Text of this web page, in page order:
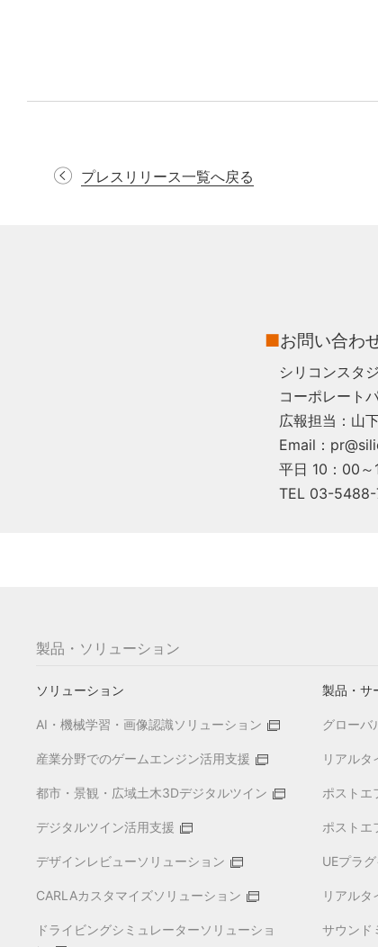
プレスリリース一覧へ戻る
■お問い合わ
シリコンスタ
コーポレート
広報担当：山
Email：
平日 10：00～
TEL 03-
製品・ソリューション
ソリューション
AI・機械学習・画像認識ソリューション
産業分野でのゲームエンジン活用支援
都市・景観・広域土木3Dデジタルツイン
デジタルツイン活用支援
デザインレビューソリューション
CARLAカスタマイズソリューション
ドライビングシミュレーターソリューショ
製品・サ
グローバ
リアル
ポストエ
ポストエ
UEプラ
リアル
サウンド